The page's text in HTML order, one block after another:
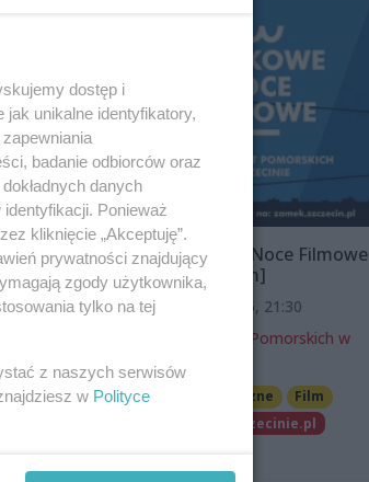
w
Czasu
w
coś
zachwyt.
Zamkowe Noce Filmowe
2026 [program]
11 sierpnia 2026, 21:30
Zamek Książąt Pomorskich w
Szczecinie
Imprezy cykliczne
Film
Patronat wSzczecinie.pl
dostęp i
unikalne identyfikatory,
badanie odbiorców oraz
danych
Ponieważ
kliknięcie „Akceptuję”.
prywatności znajdujący
zgody użytkownika,
tylko na tej
z naszych serwisów
w Polityce